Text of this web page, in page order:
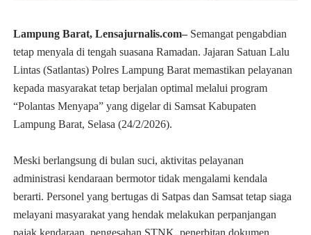
Lampung Barat, Lensajurnalis.com– Semangat pengabdian
tetap menyala di tengah suasana Ramadan. Jajaran Satuan Lalu
Lintas (Satlantas) Polres Lampung Barat memastikan pelayanan
kepada masyarakat tetap berjalan optimal melalui program
“Polantas Menyapa” yang digelar di Samsat Kabupaten
Lampung Barat, Selasa (24/2/2026).
Meski berlangsung di bulan suci, aktivitas pelayanan
administrasi kendaraan bermotor tidak mengalami kendala
berarti. Personel yang bertugas di Satpas dan Samsat tetap siaga
melayani masyarakat yang hendak melakukan perpanjangan
pajak kendaraan, pengesahan STNK, penerbitan dokumen